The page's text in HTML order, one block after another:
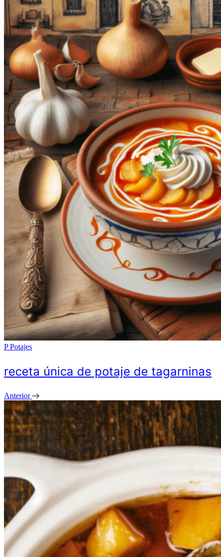
P Potajes
receta única de potaje de tagarninas
Anterior